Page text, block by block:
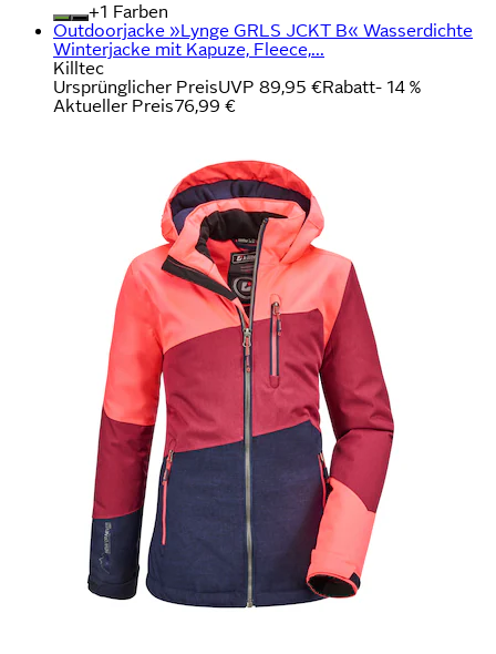
+
Farben
Outdoorjacke »Lynge GRLS JCKT B« Wasserdichte
Winterjacke mit Kapuze, Fleece,...
Killtec
Ursprünglicher PreisUVP 89,95 €Rabatt- 14 %
Aktueller Preis76,99 €